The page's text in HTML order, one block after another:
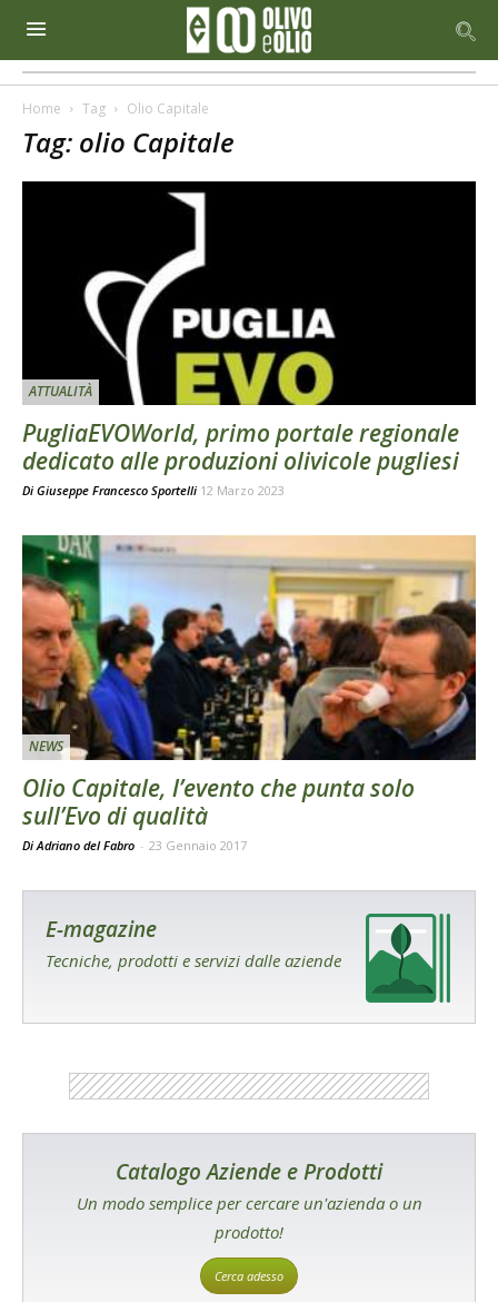
Home Tag Olio Capitale
Tag: olio Capitale
ATTUALITÀ
PugliaEVOWorld, primo portale regionale
dedicato alle produzioni olivicole pugliesi
Di Giuseppe Francesco Sportelli 12 Marzo 2023
NEWS
Olio Capitale, l’evento che punta solo
sull’Evo di qualità
Di Adriano del Fabro - 23 Gennaio 2017
E-magazine
Tecniche, prodotti e servizi dalle aziende
Catalogo Aziende e Prodotti
Un modo semplice per cercare un'azienda o un
prodotto!
Cerca adesso